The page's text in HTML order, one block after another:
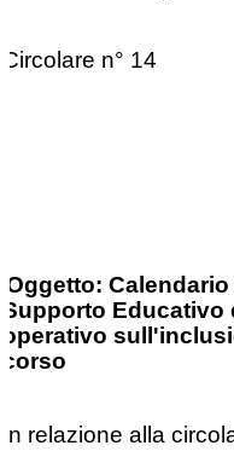
Circolare n° 14
Oggetto:
Supporto
operativo
corso
In relazione alla